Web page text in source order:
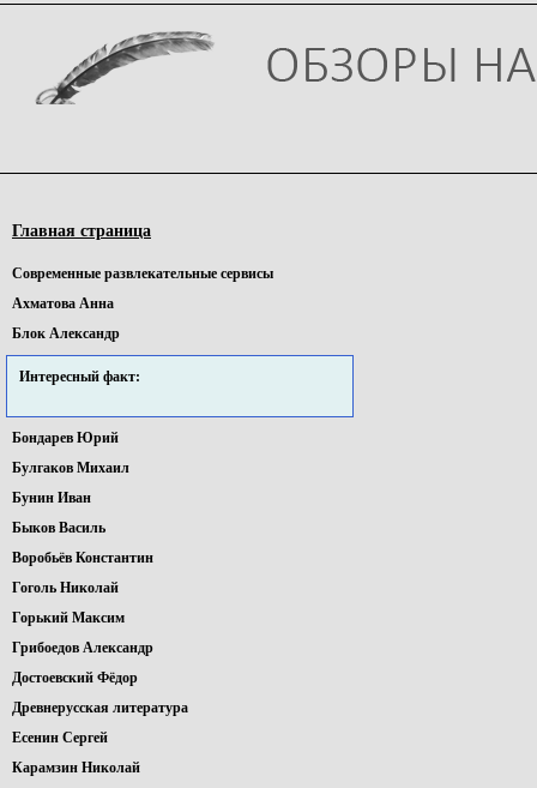
Главная страница
Cовременные pазвлекательные сервисы
Ахматова Анна
Блок Александр
Интересный факт:
Бондарев Юрий
Булгаков Михаил
Бунин Иван
Быков Василь
Воробьёв Константин
Гоголь Николай
Горький Максим
Грибоедов Александр
Достоевский Фёдор
Древнерусская литература
Есенин Сергей
Карамзин Николай